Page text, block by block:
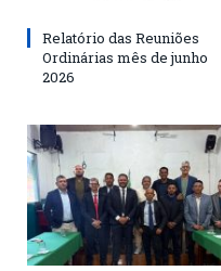
Relatório das Reuniões
Ordinárias mês de junho
2026